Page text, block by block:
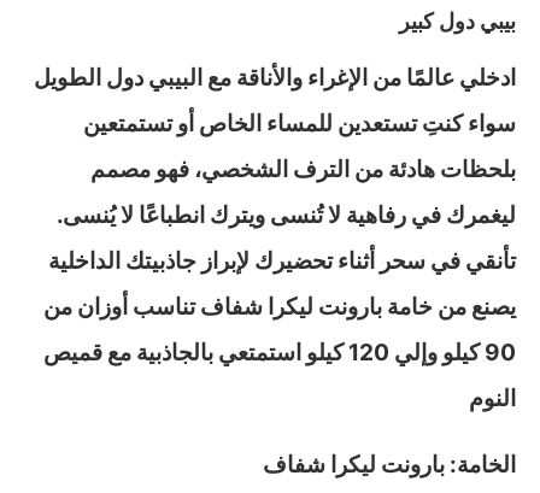
بيبي دول كبير
ادخلي عالمًا من الإغراء والأناقة مع البيبي دول الطويل
سواء كنتِ تستعدين للمساء الخاص أو تستمتعين
بلحظات هادئة من الترف الشخصي، فهو مصمم
ليغمرك في رفاهية لا تُنسى ويترك انطباعًا لا يُنسى.
تأنقي في سحر أثناء تحضيرك لإبراز جاذبيتك الداخلية
يصنع من خامة بارونت ليكرا شفاف تناسب أوزان من
90 كيلو وإلي 120 كيلو استمتعي بالجاذبية مع قميص
النوم
الخامة: بارونت ليكرا شفاف